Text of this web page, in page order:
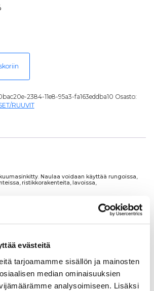
evästeitä
tarjoamamme sisällön ja mainosten
median ominaisuuksien
analysoimiseen. Lisäksi
TS ks sileä 2000/ltk HC59ASBKR määrä
2384-11e8-95a3-fa163eddba10 Osasto:
RUUVIT
Naulaa voidaan käyttää rungoissa,
ristikkorakenteita, lavoissa,